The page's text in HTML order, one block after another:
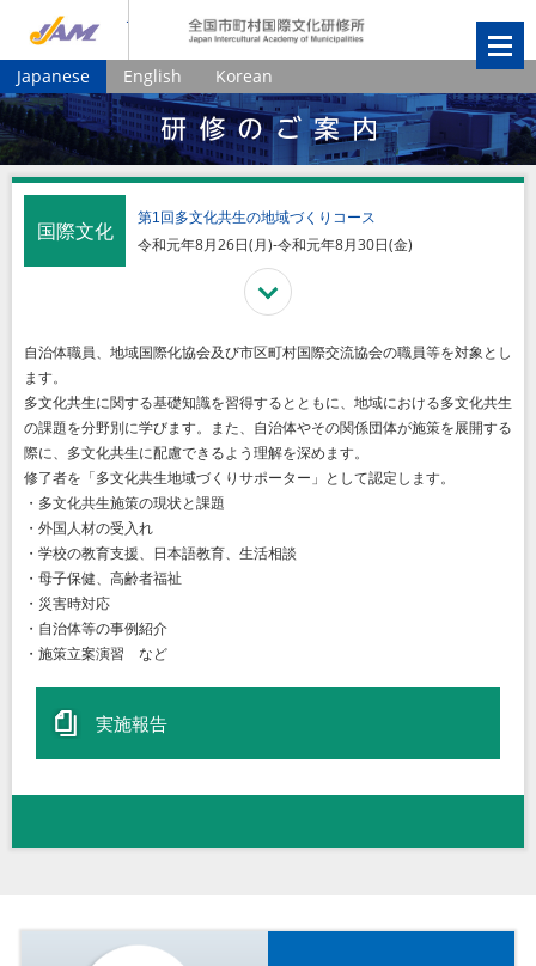
Japanese English Korean
第1回多文化共生の地域づくりコース
令和元年8月26日(月)-令和元年8月30日(金)
国際文化
自治体職員、地域国際化協会及び市区町村国際交流協会の職員等を対象とし
ます。
多文化共生に関する基礎知識を習得するとともに、地域における多文化共生
の課題を分野別に学びます。また、自治体やその関係団体が施策を展開する
際に、多文化共生に配慮できるよう理解を深めます。
修了者を「多文化共生地域づくりサポーター」として認定します。
・多文化共生施策の現状と課題
・外国人材の受入れ
・学校の教育支援、日本語教育、生活相談
・母子保健、高齢者福祉
・災害時対応
・自治体等の事例紹介
・施策立案演習 など
実施報告